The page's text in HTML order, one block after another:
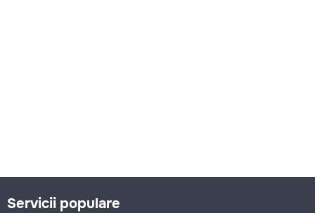
Servicii populare